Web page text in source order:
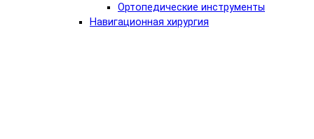
Ортопедические инструменты
Навигационная хирургия